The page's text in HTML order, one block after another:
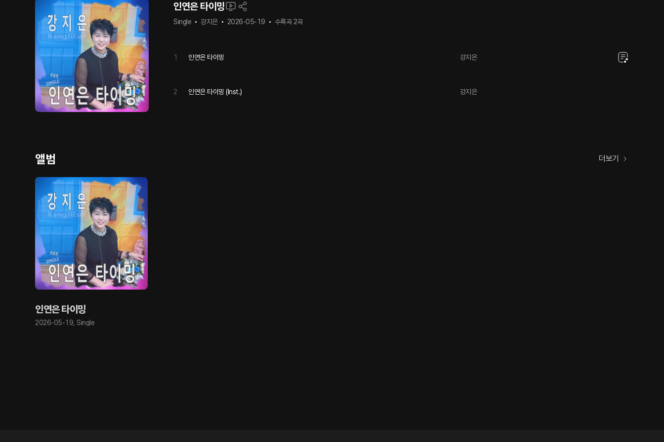
인연은 타이밍
Single 강지은 2026-05-19 수록곡 2곡
1 인연은 타이밍 강지은
2 인연은 타이밍 (Inst.) 강지은
앨범 더보기
인연은 타이밍
2026-05-19 ,Single